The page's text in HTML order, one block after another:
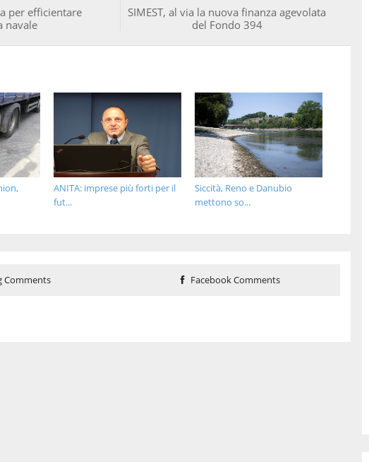
SIMEST, al via la nuova finanza agevolata
del Fondo 394
per efficientare
navale
Siccità, Reno e Danubio
mettono so...
ANITA: imprese più forti per il
fut...
Comments Facebook Comments